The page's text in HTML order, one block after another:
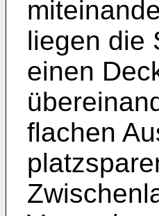
liegen die
einen
flachen